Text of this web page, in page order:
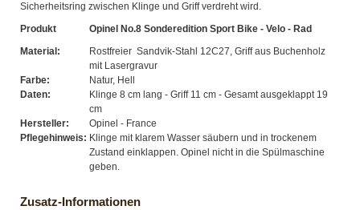
Sicherheitsring zwischen Klinge und Griff verdreht wird.
Produkt
Opinel No.8 Sonderedition Sport Bike - Velo - Rad
Material:
Rostfreier Sandvik-Stahl 12C27, Griff aus Buchenholz
mit Lasergravur
Farbe:
Natur, Hell
Daten:
Klinge 8 cm lang - Griff 11 cm - Gesamt ausgeklappt 19
cm
Hersteller:
Opinel - France
Pflegehinweis: Klinge mit klarem Wasser säubern und in trockenem
Zustand einklappen. Opinel nicht in die Spülmaschine
geben.
Zusatz-Informationen